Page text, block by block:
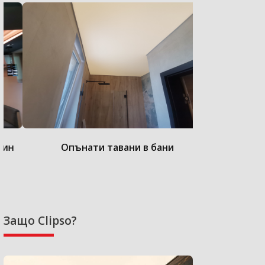
Опънати тавани в бани
Защо Clipso?